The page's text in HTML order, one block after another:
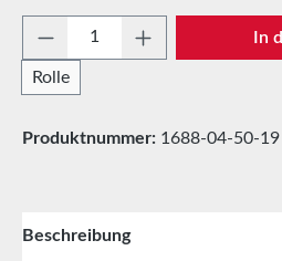
Produkt Anzahl: Gib
Rolle
In
Produktnummer: 1688-04-50-19
Beschreibung